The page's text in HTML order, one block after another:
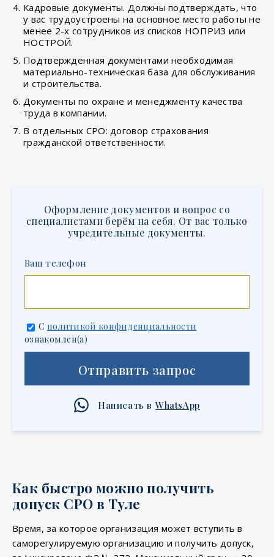
Кадровые документы. Должны подтверждать, что
у вас трудоустроены на основное место работы не
менее 2-х сотрудников из списков НОПРИЗ или
НОСТРОЙ.
Подтвержденная документами необходимая
материально-техническая база для обслуживания
и строительства.
Документы по охране и менеджменту качества
труда в компании.
В отдельных СРО: договор страхования
гражданской ответственности.
Оформление документов и вопрос со
специалистами берём на себя. От вас только
учредительные документы.
Ваш телефон
С политикой конфиденциальности
ознакомлен(а)
Отправить запрос
Написать в WhatsApp
Как быстро можно получить
допуск СРО в Туле
Время, за которое организация может вступить в
саморегулируемую организацию и получить допуск,